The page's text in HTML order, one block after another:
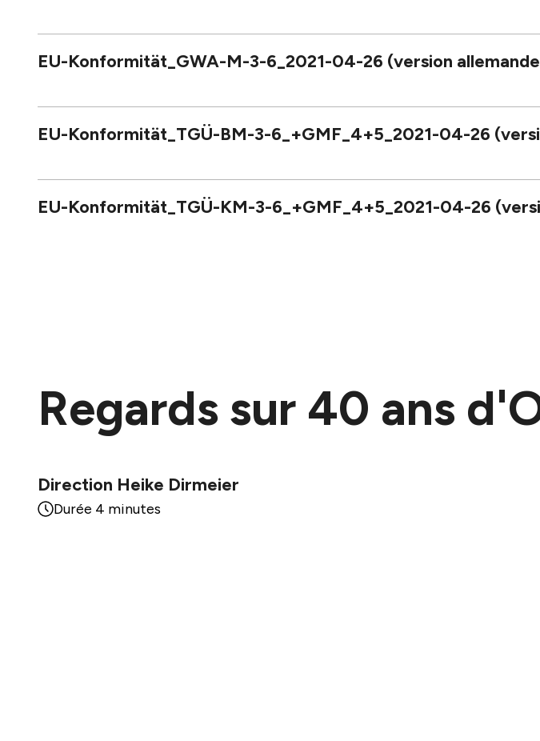
EU-Konformität_GWA-M-3-6_2021-04-26 (version
EU-Konformität_TGÜ-BM-3-6_+GMF_4+5_2021-04-26
EU-Konformität_TGÜ-KM-3-6_+GMF_4+5_2021-04-26
Regards sur 40 ans
Direction Heike Dirmeier
Durée 4 minutes